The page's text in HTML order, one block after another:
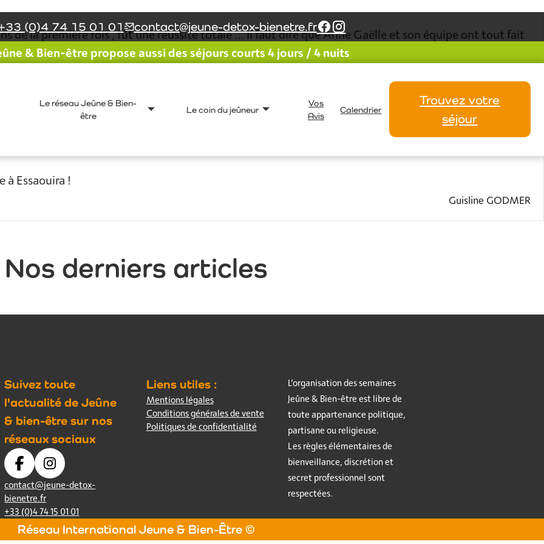
(0)4 74 15 01 01 contact@jeune-detox-bienetre.fr
& Bien-être propose aussi des séjours courts 4 jours / 4 nuits
Le réseau Jeûne & Bien-
être
Le coin du jeûneur
Vos
Avis
Calendrier
Trouvez votre
séjour
de la première fois , fût une réussite totale … Il faut dire que Anne Gaëlle et son équipe ont tout fait
ne peut conduire qu’à une très bonne remise en forme ….. Je remercie Anne Gaëlle pour sa
….. tout et tous m’incitent à y revenir .
!
gens très agréables , merci à Joêlle , Fabienne , Véronique , Carole , Alexandre , Daniel et Philippe .
à Essaouira !
Guisline GODMER
Nos derniers articles
Suivez toute
l'actualité de Jeûne
& bien-être sur nos
réseaux sociaux
contact@jeune-detox-
bienetre.fr
+33 (0)4 74 15 01 01
Liens utiles :
Mentions légales
Conditions générales de vente
Politiques de confidentialité
L’organisation des semaines
Jeûne & Bien-être est libre de
toute appartenance politique,
partisane ou religieuse.
Les règles élémentaires de
bienveillance, discrétion et
secret professionnel sont
respectées.
Réseau International Jeune & Bien-Être ©